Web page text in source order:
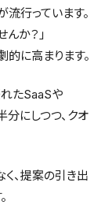
流行っています。
か？」
に高まります。
れたSaaSや
にしつつ、クオ
、提案の引き出